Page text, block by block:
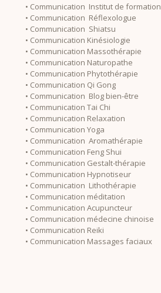
• Communication Institut de formation
• Communication Réflexologue
• Communication Shiatsu
• Communication Kinésiologie
• Communication Massothérapie
• Communication Naturopathe
• Communication Phytothérapie
• Communication Qi Gong
• Communication Blog bien-être
• Communication Tai Chi
• Communication Relaxation
• Communication Yoga
• Communication Aromathérapie
• Communication Feng Shui
• Communication Gestalt-thérapie
• Communication Hypnotiseur
• Communication Lithothérapie
• Communication méditation
• Communication Acupuncteur
• Communication médecine chinoise
• Communication Reiki
• Communication Massages faciaux